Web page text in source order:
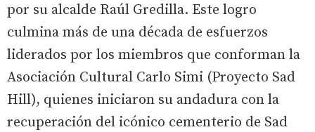
por su alcalde Raúl Gredilla. Este logro
culmina más de una década de esfuerzos
liderados por los miembros que conforman la
Asociación Cultural Carlo Simi (Proyecto Sad
Hill), quienes iniciaron su andadura con la
recuperación del icónico cementerio de Sad